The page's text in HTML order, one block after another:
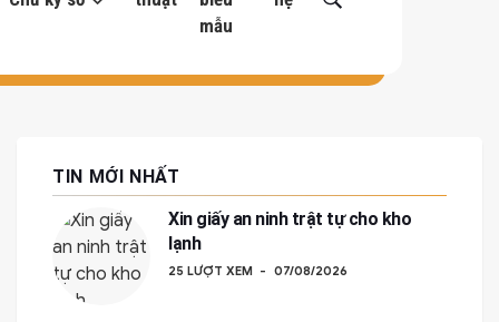
mẫu
TIN MỚI NHẤT
Xin giấy an ninh trật tự cho kho
lạnh
25 LƯỢT XEM 07/08/2026